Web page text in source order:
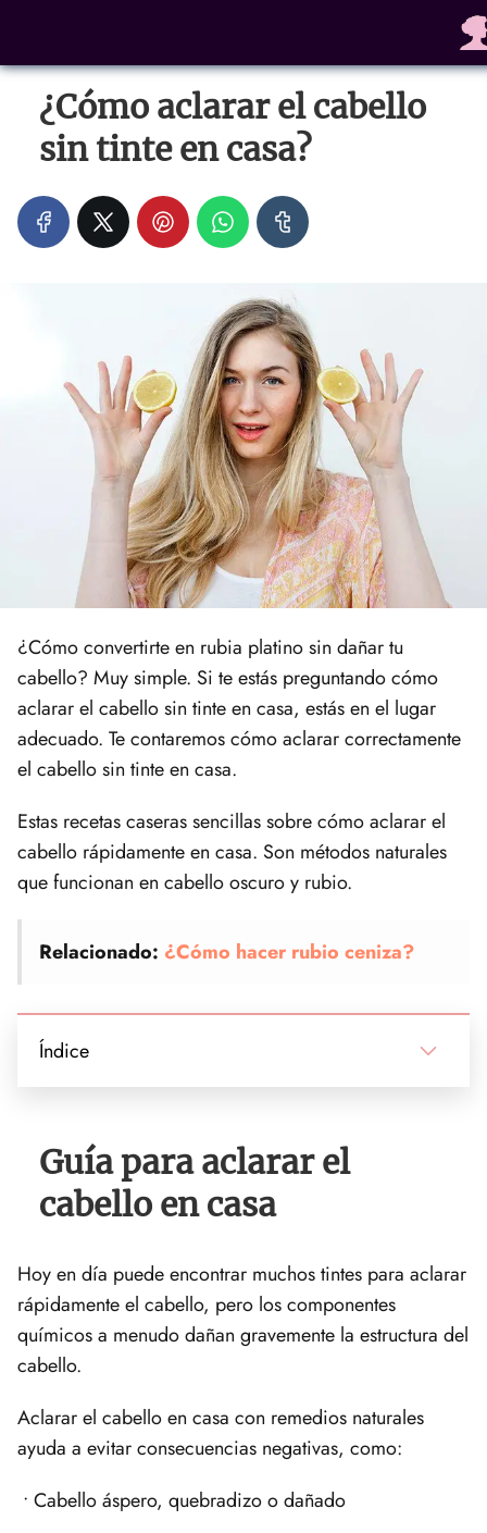
¿Cómo aclarar el cabello
sin tinte en casa?
¿Cómo convertirte en rubia platino sin dañar tu
cabello? Muy simple. Si te estás preguntando cómo
aclarar el cabello sin tinte en casa, estás en el lugar
adecuado. Te contaremos cómo aclarar correctamente
el cabello sin tinte en casa.
Estas recetas caseras sencillas sobre cómo aclarar el
cabello rápidamente en casa. Son métodos naturales
que funcionan en cabello oscuro y rubio.
Relacionado: ¿Cómo hacer rubio ceniza?
Índice
Guía para aclarar el
cabello en casa
Hoy en día puede encontrar muchos tintes para aclarar
rápidamente el cabello, pero los componentes
químicos a menudo dañan gravemente la estructura del
cabello.
Aclarar el cabello en casa con remedios naturales
ayuda a evitar consecuencias negativas, como:
• Cabello áspero, quebradizo o dañado